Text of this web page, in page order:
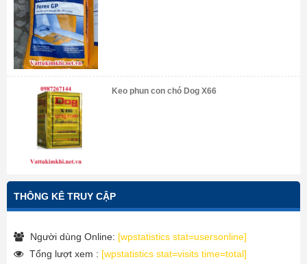
Keo phun con chó Dog X66
THÔNG KÊ TRUY CẬP
Người dùng Online: [wpstatistics stat=usersonline]
Tổng lượt xem : [wpstatistics stat=visits time=total]